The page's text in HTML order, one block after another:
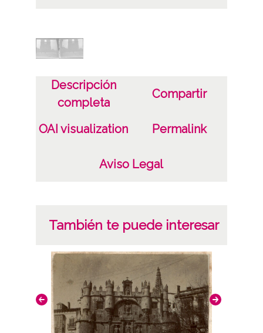
19000415
19181231
Notas
TI43:Signaturas: ; Copia digital: OÑA-NV-
Licencia de las imágenes
Descripción
completa
Compartir
OAI visualization Permalink
Aviso Legal
También te puede interesar